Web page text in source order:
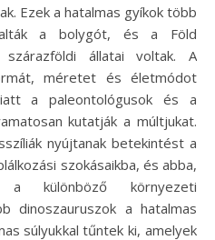
Ezek a hatalmas gyíkok több
a bolygót, és a Föld
szárazföldi állatai voltak. A
méretet és életmódot
a paleontológusok és a
kutatják a múltjukat.
nyújtanak betekintést a
szokásaikba, és abba,
a különböző környezeti
dinoszauruszok a hatalmas
súlyukkal tűntek ki, amelyek